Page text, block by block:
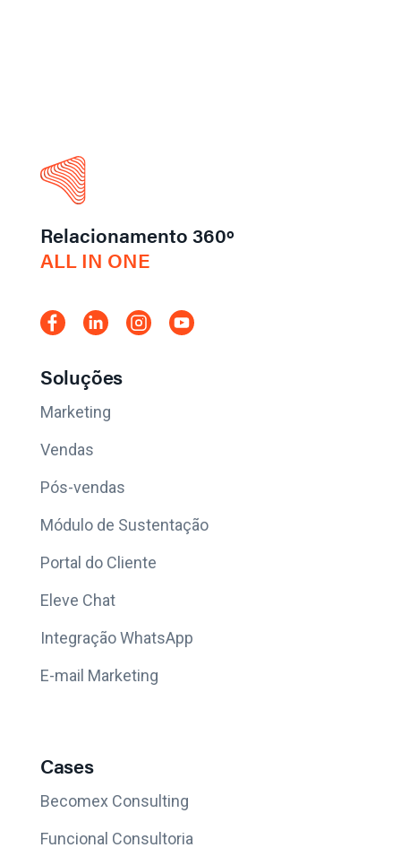
Relacionamento 360º
ALL IN ONE
Soluções
Marketing
Vendas
Pós-vendas
Módulo de Sustentação
Portal do Cliente
Eleve Chat
Integração WhatsApp
E-mail Marketing
Cases
Becomex Consulting
Funcional Consultoria